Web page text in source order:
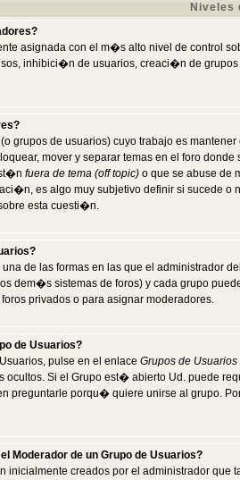
Niveles
asignada con el m�s alto nivel de control
inhibici�n de usuarios, creaci�n de
grupos de usuarios) cuyo trabajo es
mover y separar temas en el foro
fuera de tema (off topic) o que se abuse de
es algo muy subjetivo definir si sucede
esta cuesti�n.
de las formas en las que el administrador
dem�s sistemas de foros) y cada grupo
privados o para asignar moderadores.
de Usuarios?
pulse en el enlace Grupos de Usuarios
ocultos. Si el Grupo est� abierto Ud. puede
preguntarle porqu� quiere unirse al grupo.
Moderador de un Grupo de Usuarios?
inicialmente creados por el administrador